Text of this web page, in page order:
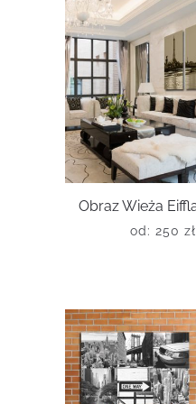
Obraz Wieża
od: 250 zł